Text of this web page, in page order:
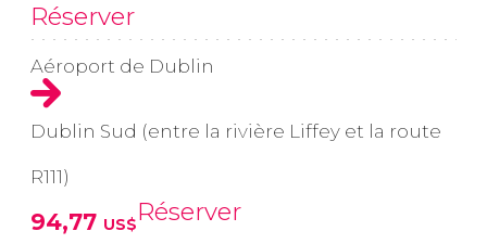
Réserver
Aéroport de Dublin
Dublin Sud (entre la rivière Liffey et la route
R111)
94,77 US$Réserver